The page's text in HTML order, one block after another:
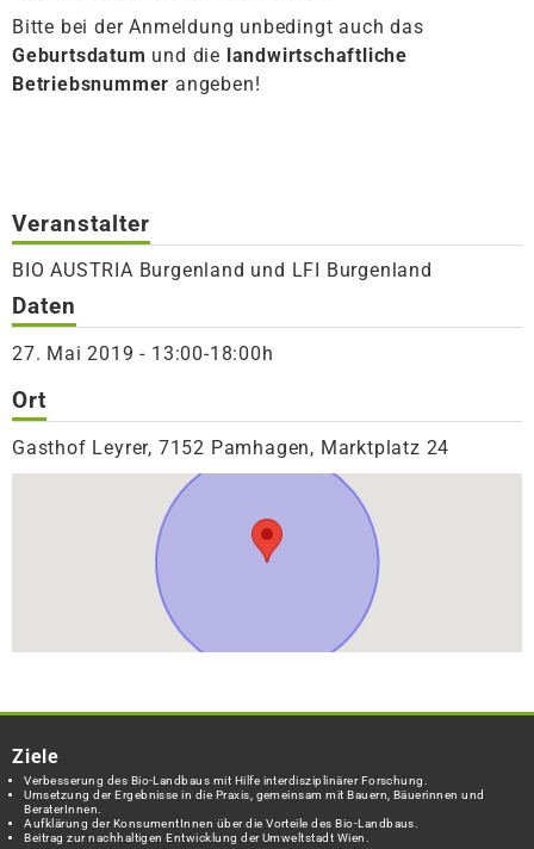
Bitte bei der Anmeldung unbedingt auch das
Geburtsdatum und die landwirtschaftliche
Betriebsnummer angeben!
Veranstalter
BIO AUSTRIA Burgenland und LFI Burgenland
Daten
27. Mai 2019 - 13:00-18:00h
Ort
Gasthof Leyrer, 7152 Pamhagen, Marktplatz 24
Ziele
Verbesserung des Bio-Landbaus mit Hilfe interdisziplinärer Forschung.
Umsetzung der Ergebnisse in die Praxis, gemeinsam mit Bauern, Bäuerinnen und
BeraterInnen.
Aufklärung der KonsumentInnen über die Vorteile des Bio-Landbaus.
Beitrag zur nachhaltigen Entwicklung der Umweltstadt Wien.